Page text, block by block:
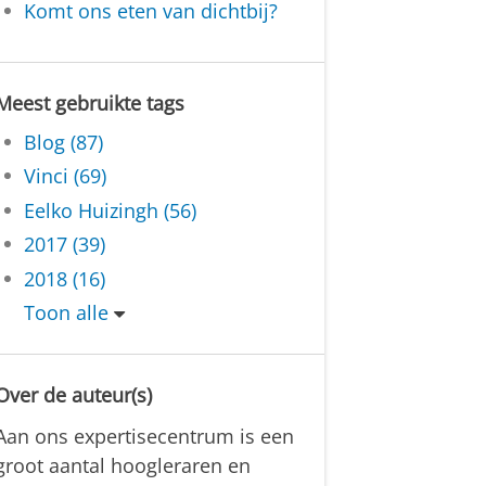
Komt ons eten van dichtbij?
gebruikte tags
Blog (87)
Vinci (69)
Eelko Huizingh (56)
2017 (39)
2018 (16)
Toon alle
de auteur(s)
ons expertisecentrum is een
aantal hoogleraren en